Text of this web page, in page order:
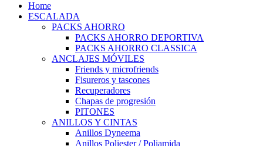
Home
ESCALADA
PACKS AHORRO
PACKS AHORRO DEPORTIVA
PACKS AHORRO CLASSICA
ANCLAJES MÓVILES
Friends y microfriends
Fisureros y tascones
Recuperadores
Chapas de progresión
PITONES
ANILLOS Y CINTAS
Anillos Dyneema
Anillos Poliester / Poliamida